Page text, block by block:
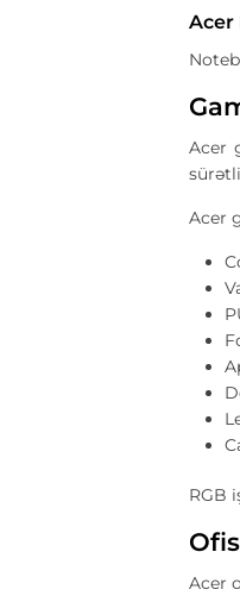
Acer
Acer
Acer
RGB
Acer